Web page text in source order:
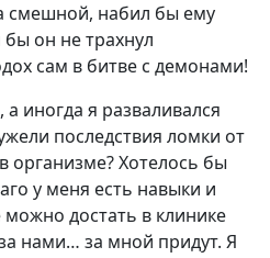
смешной, набил бы ему
он не трахнул
сам в битве с демонами!
иногда я разваливался
последствия ломки от
организме? Хотелось бы
у меня есть навыки и
достать в клинике
нами… за мной придут. Я